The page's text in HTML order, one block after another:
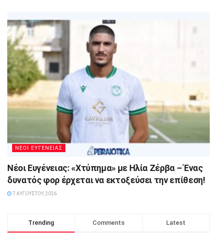
ΝΕΟΙ ΕΥΓΕΝΕΙΑΣ
Νέοι Ευγένειας: «Χτύπημα» με Ηλία Ζέρβα – Ένας
δυνατός φορ έρχεται να εκτοξεύσει την επίθεση!
7 ΑΥΓΟΎΣΤΟΥ, 2026
Trending Comments Latest